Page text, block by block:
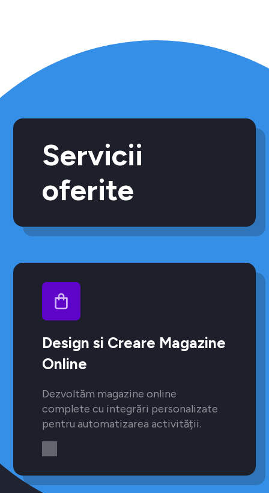
Servicii
oferite
Design si Creare Magazine
Online
Dezvoltăm magazine online
complete cu integrări personalizate
pentru automatizarea activității.